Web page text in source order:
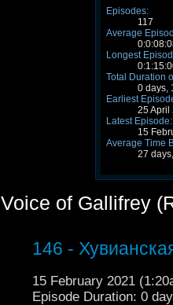
Episodes:
117
Average
Longest
Total Duration
0 days,
Earliest
25 April
Latest Episode:
15
Average Time
27
Voice of Gallifrey
146 -
15 February 2021
Episode Duration: 0